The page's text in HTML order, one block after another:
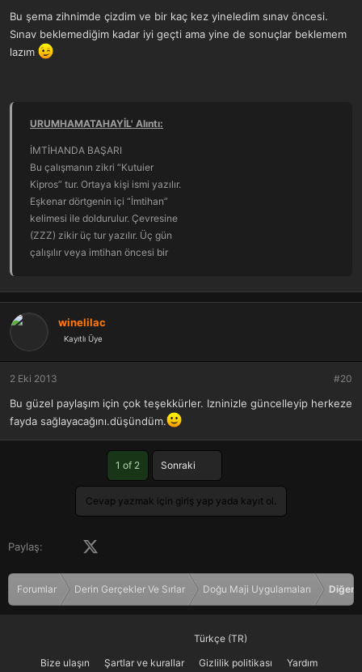
Bu şema zihnimde çizdim ve bir kaç kez yineledim sınav öncesi.
Sınav beklemediğim kadar iyi geçti ama yine de sonuçlar beklemem
lazım
URUMHAMATAHAYİL' Alıntı:
İMTİHANDA BAŞARI
Bu çalışmanın zikri “Kutuier
Kipros” tur. Ortaya kişi ismi yazılır.
Eşkenar dörtgenin içi “İmtihan”
kelimesi ile doldurulur. Çevresine
(ZZZ) zikir üç tur yazılır. Üç gün
çalışılır veya imtihan öncesi bir
winelilac
Kayıtlı Üye
2 Eki 2013 #20
Bu güzel paylaşım için çok teşekkürler. Izninizle güncelleyip herkeze
fayda sağlayacağını.düşündüm.
1 of 2 Sonraki
Cevap yazmak için giriş yap yada kayıt ol.
Paylaş: Facebook
Forumlar Derin Gerçekler Ve Sırlar Doğu Maji Uygulamaları Diğer
Türkçe (TR)
Bize ulaşın
Şartlar ve kurallar Gizlilik politikası
Yardım